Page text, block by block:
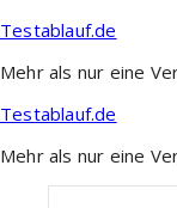
Inhalt
Testablauf.de
Mehr als nur eine
Testablauf.de
Mehr als nur eine